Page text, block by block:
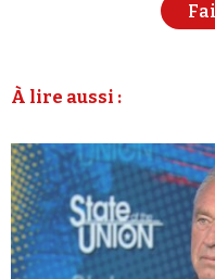
À lire aussi :